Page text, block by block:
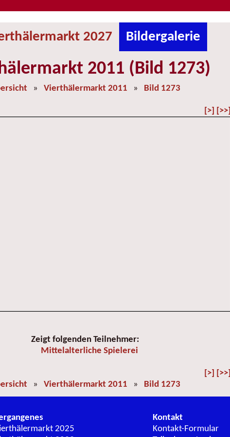
2027 Bildergalerie
2011 (Bild 1273)
» Vierthälermarkt 2011 » Bild 1273
[>] [>>]
Zeigt folgenden Teilnehmer:
Mittelalterliche Spielerei
[>] [>>]
» Vierthälermarkt 2011 » Bild 1273
2025
Kontakt
Kontakt-Formular